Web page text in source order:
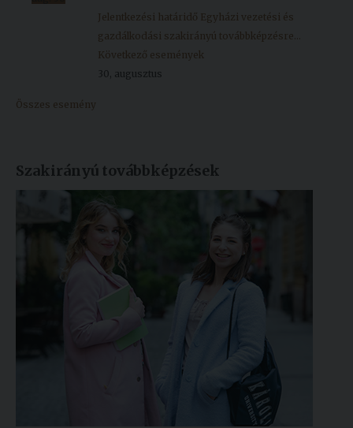
Jelentkezési határidő Egyházi vezetési és
gazdálkodási szakirányú továbbképzésre...
Következő események
30, augusztus
Összes esemény
Szakirányú továbbképzések